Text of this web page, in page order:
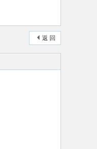
返 回